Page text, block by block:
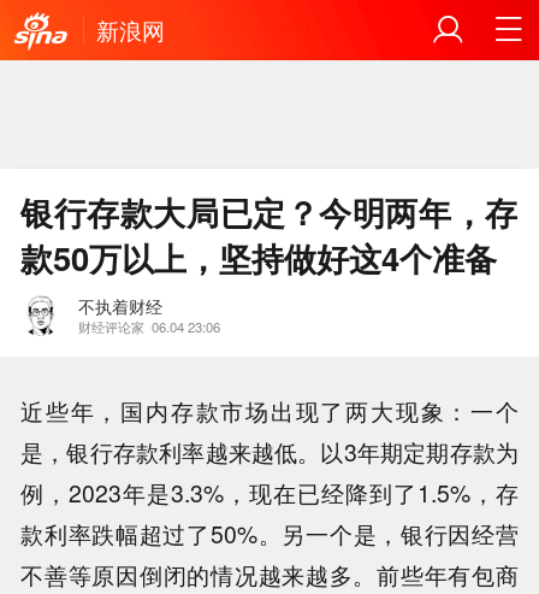
新浪网
银行存款大局已定？今明两年，存
款50万以上，坚持做好这4个准备
不执着财经
财经评论家 06.04 23:06
近些年，国内存款市场出现了两大现象：一个
是，银行存款利率越来越低。以3年期定期存款为
例，2023年是3.3%，现在已经降到了1.5%，存
款利率跌幅超过了50%。另一个是，银行因经营
不善等原因倒闭的情况越来越多。前些年有包商